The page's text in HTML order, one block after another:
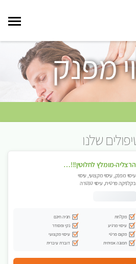
מפנק
שלנו
הרצליה-מומלץ לחלוטין!!!! כל סוגי העיסויים מעסה מקצועית ואיכותית פרטי!! בנתניה
עיסוי מפנק, עיסוי מקצועי, עיסוי
בקלניקה פרטית, עיסוי טנטרה
מקלחת
חניה חינם
עיסוי מרגיע
נקי ומסודר
מקום פרטי
עיסוי מקצועי
תמונה אמיתית
דוברת עיברית